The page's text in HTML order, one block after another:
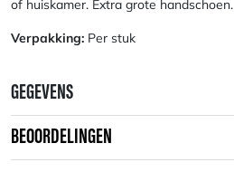
of huiskamer. Extra grote handschoen.
Verpakking: Per stuk
GEGEVENS
BEOORDELINGEN